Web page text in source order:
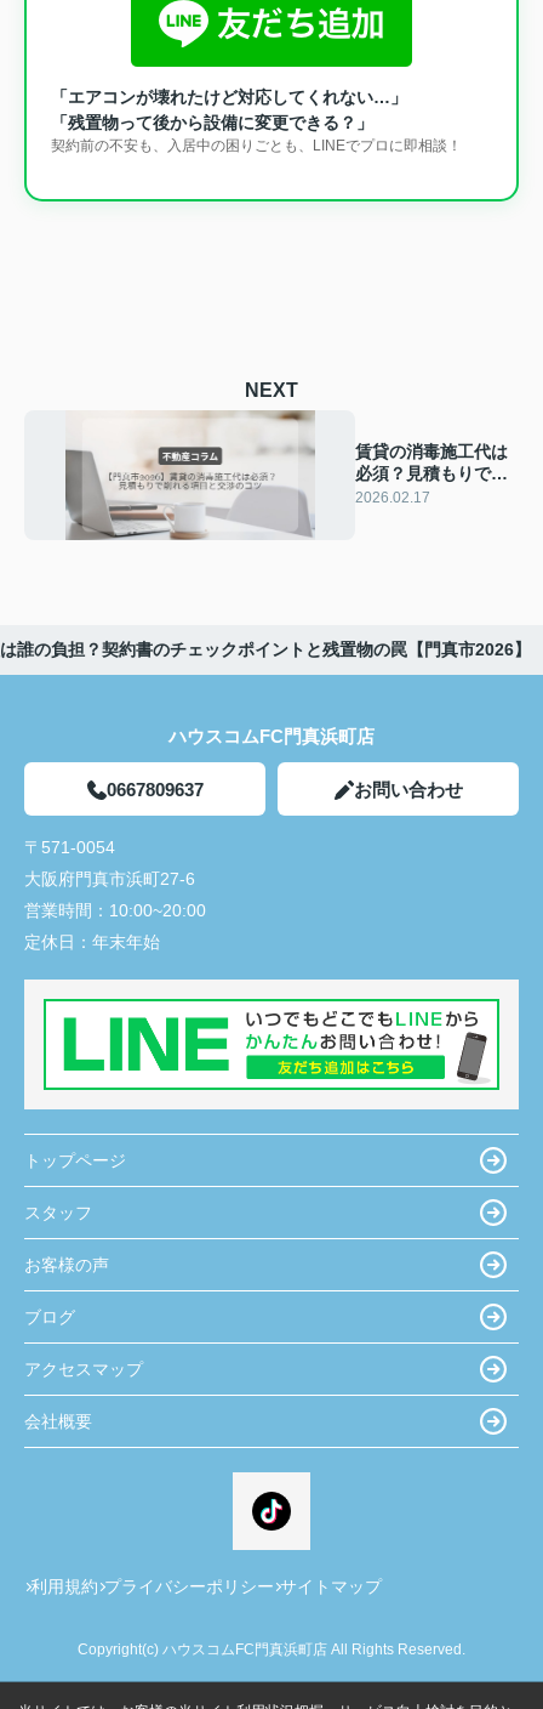
「エアコンが壊れたけど対応してくれない…」
「残置物って後から設備に変更できる？」
契約前の不安も、入居中の困りごとも、LINEでプロに即相談！
NEXT
賃貸の消毒施工代は
必須？見積もりで削
れる項目と交渉のコ
2026.02.17
誰の負担？契約書のチェックポイントと残置物の罠【門真市2026】
ハウスコムFC門真浜町店
0667809637 お問い合わせ
〒571-0054
大阪府門真市浜町27-6
営業時間： 10:00~20:00
定休日： 年末年始
トップページ
スタッフ
お客様の声
ブログ
アクセスマップ
会社概要
利用規約 プライバシーポリシー サイトマップ
Copyright(c) ハウスコムFC門真浜町店 All Rights Reserved.